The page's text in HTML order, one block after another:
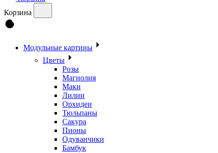
Корзина
Модульные картины
Цветы
Розы
Магнолия
Маки
Лилии
Орхидеи
Тюльпаны
Сакура
Пионы
Одуванчики
Бамбук